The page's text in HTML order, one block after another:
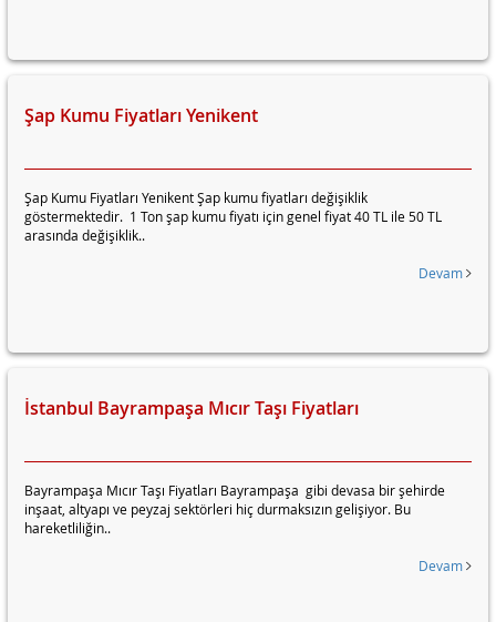
Şap Kumu Fiyatları Yenikent
Şap Kumu Fiyatları Yenikent Şap kumu fiyatları değişiklik
göstermektedir. 1 Ton şap kumu fiyatı için genel fiyat 40 TL ile 50 TL
arasında değişiklik..
Devam
İstanbul Bayrampaşa Mıcır Taşı Fiyatları
Bayrampaşa Mıcır Taşı Fiyatları Bayrampaşa gibi devasa bir şehirde
inşaat, altyapı ve peyzaj sektörleri hiç durmaksızın gelişiyor. Bu
hareketliliğin..
Devam